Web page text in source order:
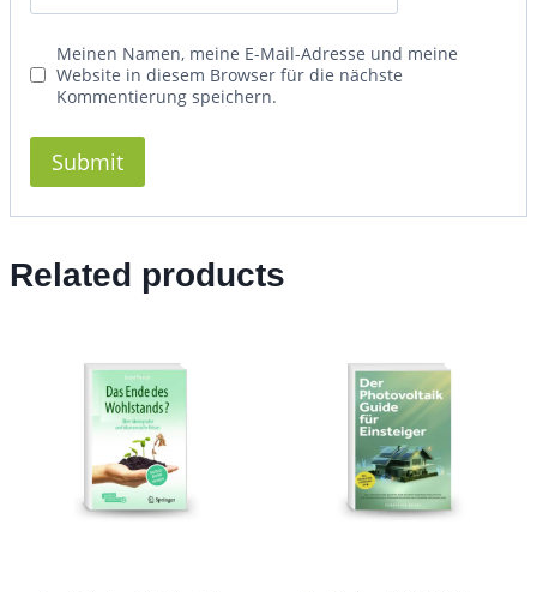
Meinen Namen, meine E-Mail-Adresse und meine
Website in diesem Browser für die nächste
Kommentierung speichern.
Related products